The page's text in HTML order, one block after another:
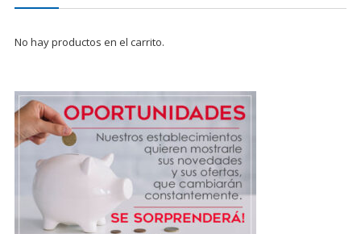
No hay productos en el carrito.